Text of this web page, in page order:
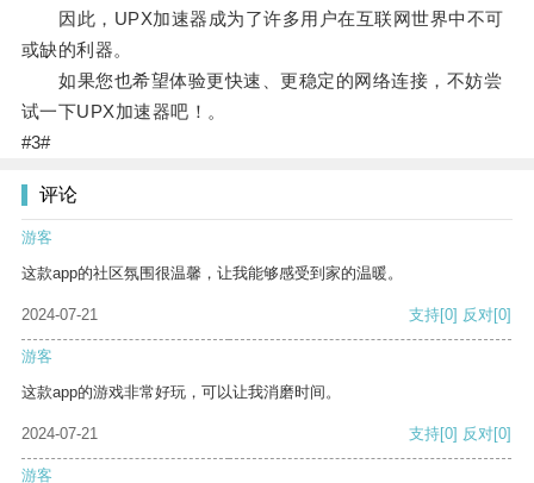
因此，UPX加速器成为了许多用户在互联网世界中不可
或缺的利器。
如果您也希望体验更快速、更稳定的网络连接，不妨尝
试一下UPX加速器吧！。
#3#
评论
游客
这款app的社区氛围很温馨，让我能够感受到家的温暖。
2024-07-21 支持[0] 反对[0]
游客
这款app的游戏非常好玩，可以让我消磨时间。
2024-07-21 支持[0] 反对[0]
游客